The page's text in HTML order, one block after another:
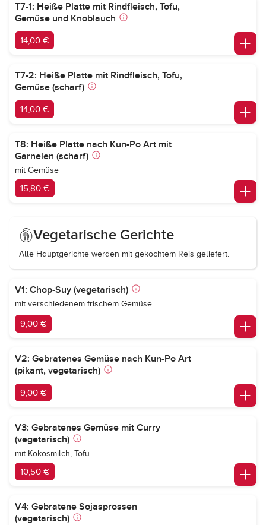
T7-1: Heiße Platte mit Rindfleisch, Tofu,
Gemüse und Knoblauch
14,00 €
T7-2: Heiße Platte mit Rindfleisch, Tofu,
Gemüse (scharf)
14,00 €
T8: Heiße Platte nach Kun-Po Art mit
Garnelen (scharf)
mit Gemüse
15,80 €
Vegetarische Gerichte
Alle Hauptgerichte werden mit gekochtem Reis geliefert.
V1: Chop-Suy (vegetarisch)
mit verschiedenem frischem Gemüse
9,00 €
V2: Gebratenes Gemüse nach Kun-Po Art
(pikant, vegetarisch)
9,00 €
V3: Gebratenes Gemüse mit Curry
(vegetarisch)
mit Kokosmilch, Tofu
10,50 €
V4: Gebratene Sojasprossen
(vegetarisch)